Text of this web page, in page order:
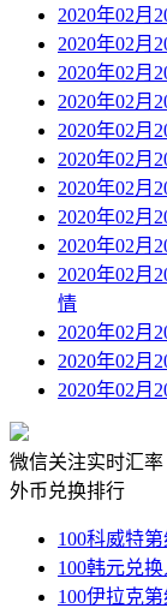
2020年02月
2020年02月
2020年02月
2020年02月
2020年02月
2020年02月
2020年02月
2020年02月
2020年02月
2020年02月
情
2020年02月
2020年02月
2020年02月
微信关注实时汇率
外币兑换排行
100科威特
100韩元兑
100伊拉克